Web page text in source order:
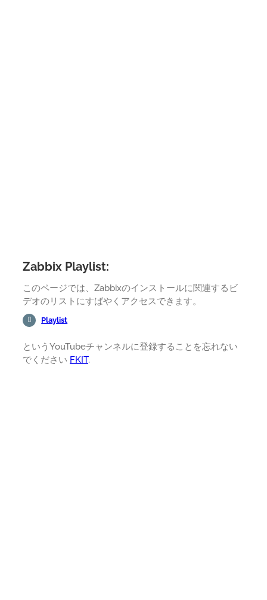
Zabbix Playlist:
このページでは、Zabbixのインストールに関連するビ
デオのリストにすばやくアクセスできます。
Playlist
というYouTubeチャンネルに登録することを忘れない
でください FKIT.